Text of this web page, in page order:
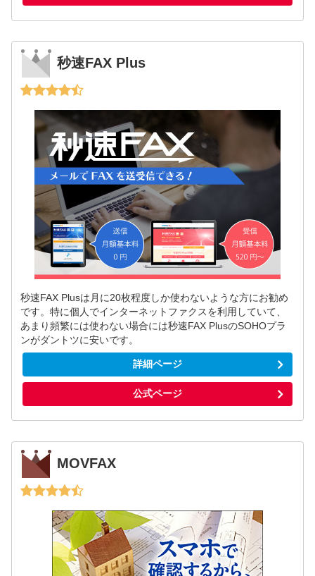
秒速FAX Plus
秒速FAX Plusは月に20枚程度しか使わないような方にお勧め
です。特に個人でインターネットファクスを利用していて、
あまり頻繁には使わない場合には秒速FAX PlusのSOHOプラ
ンがダントツに安いです。
詳細ページ
公式ページ
MOVFAX